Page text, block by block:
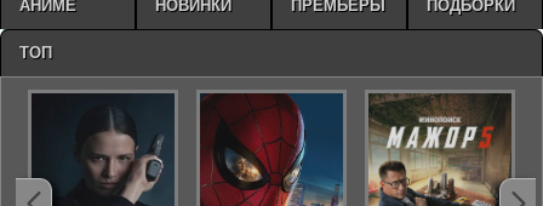
АНИМЕ НОВИНКИ ПРЕМЬЕРЫ ПОДБОРКИ
ТОП